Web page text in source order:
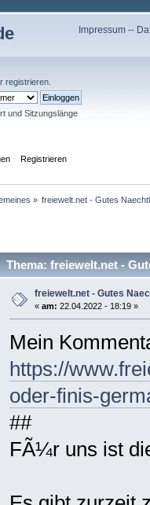
Impressum--
registrieren
und Sitzungslänge
Registrieren
» freiewelt.net - Gutes
Thema: freiewelt.net -
freiewelt.net - Gutes
« am: 22.04.2022 - 18:19 »
Mein
https://
oder-finis-
##
FÃ¼r uns ist